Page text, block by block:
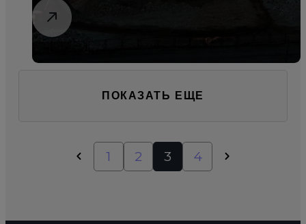
ПОКАЗАТЬ ЕЩЕ
1 2 3 4